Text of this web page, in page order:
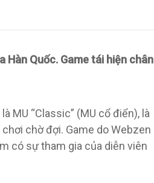
Hàn Quốc. Game tái hiện chân
MU “Classic” (MU cổ điển), là
chờ đợi. Game do Webzen
có sự tham gia của diễn viên